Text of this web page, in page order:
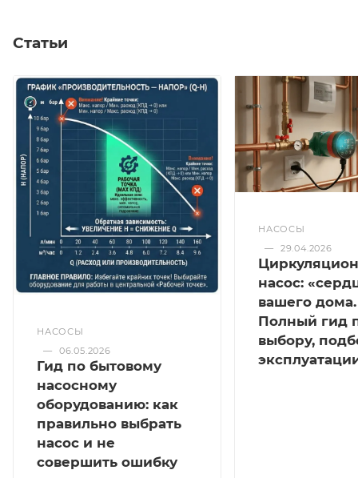
Статьи
НАСОСЫ
—
06.05.2026
Гид по бытовому
насосному
оборудованию: как
правильно выбрать
насос и не
совершить ошибку
НАСОСЫ
—
29.04.2026
насос:
вашего дома.
Полный гид
выбору,